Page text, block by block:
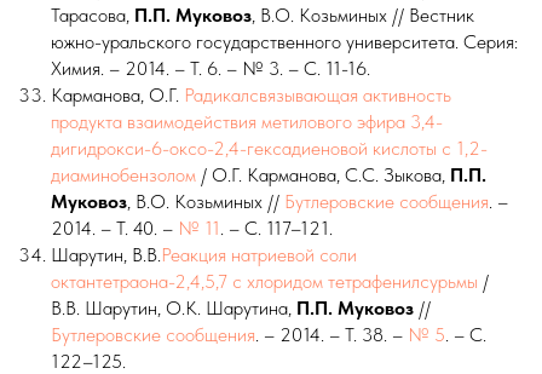
Тарасова, П.П. Муковоз, В.О. Козьминых // Вестник
южно-уральского государственного университета. Серия:
Химия. – 2014. – Т. 6. – № 3. – С. 11-16.
Карманова, О.Г. Радикалсвязывающая активность
продукта взаимодействия метилового эфира 3,4-
дигидрокси-6-оксо-2,4-гексадиеновой кислоты с 1,2-
диаминобензолом / О.Г. Карманова, С.С. Зыкова, П.П.
Муковоз, В.О. Козьминых // Бутлеровские сообщения. –
2014. – Т. 40. – № 11. – С. 117–121.
Шарутин, В.В.Реакция натриевой соли
октантетраона-2,4,5,7 с хлоридом тетрафенилсурьмы /
В.В. Шарутин, О.К. Шарутина, П.П. Муковоз //
Бутлеровские сообщения. – 2014. – Т. 38. – № 5. – С.
122–125.